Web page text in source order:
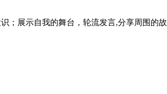
展示自我的舞台，轮流发言,分享周围的故